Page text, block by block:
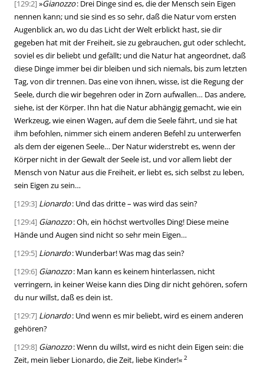
[129:2]»Gianozzo: Drei Dinge sind es, die der Mensch sein Eigen
nennen kann; und sie sind es so sehr, daß die Natur vom ersten
Augenblick an, wo du das Licht der Welt erblickt hast, sie dir
gegeben hat mit der Freiheit, sie zu gebrauchen, gut oder schlecht,
soviel es dir beliebt und gefällt; und die Natur hat angeordnet, daß
diese Dinge immer bei dir bleiben und sich niemals, bis zum letzten
Tag, von dir trennen. Das eine von ihnen, wisse, ist die Regung der
Seele, durch die wir begehren oder in Zorn aufwallen… Das andere,
siehe, ist der Körper. Ihn hat die Natur abhängig gemacht, wie ein
Werkzeug, wie einen Wagen, auf dem die Seele fährt, und sie hat
ihm befohlen, nimmer sich einem anderen Befehl zu unterwerfen
als dem der eigenen Seele… Der Natur widerstrebt es, wenn der
Körper nicht in der Gewalt der Seele ist, und vor allem liebt der
Mensch von Natur aus die Freiheit, er liebt es, sich selbst zu leben,
sein Eigen zu sein…
[129:3] Lionardo: Und das dritte – was wird das sein?
[129:4] Gianozzo: Oh, ein höchst wertvolles Ding! Diese meine
Hände und Augen sind nicht so sehr mein Eigen…
[129:5] Lionardo: Wunderbar! Was mag das sein?
[129:6] Gianozzo: Man kann es keinem hinterlassen, nicht
verringern, in keiner Weise kann dies Ding dir nicht gehören, sofern
du nur willst, daß es dein ist.
[129:7] Lionardo: Und wenn es mir beliebt, wird es einem anderen
gehören?
[129:8] Gianozzo: Wenn du willst, wird es nicht dein Eigen sein: die
Zeit, mein lieber Lionardo, die Zeit, liebe Kinder!« 2